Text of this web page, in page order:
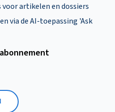
artikelen en dossiers
via de AI-toepassing 'Ask